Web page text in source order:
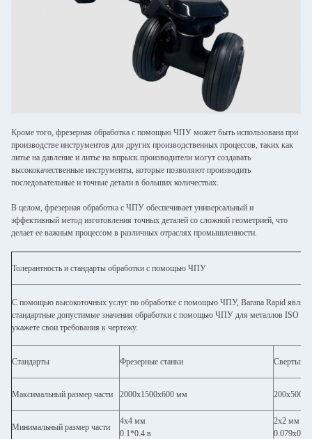
Кроме того, фрезерная обработка с помощью ЧПУ может быть использована при
производстве инструментов для других производственных процессов, таких как
литье на давление и литье на впрыск.производители могут создавать
высококачественные инструменты, которые позволяют производить
последовательные и точные детали в больших количествах.
В целом, фрезерная обработка с ЧПУ обеспечивает универсальный и
эффективный метод изготовления точных деталей со сложной геометрией, что
делает ее важным процессом в различных отраслях промышленности.
Толерантность и стандарты обработки с помощью ЧПУ
С помощью высокоточных услуг по обработке с помощью ЧПУ, Barana Rapid
стандартные допустимые значения обработки с помощью ЧПУ для металлов ISO
укажете свои требования к чертежу.
Стандарты Фрезерные станки
Максимальный размер части 2000x1500x600 мм 200х500
Минимальный размер части
4х4 мм
0.1*0.4 в
2х2 мм